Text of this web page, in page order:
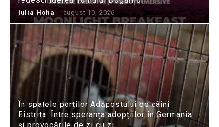
Iulia Hoha - august 10, 2026
În spatele porților Adăpostului de câini
Bistrița: Între speranța adopțiilor în Germania
și provocările de zi cu zi